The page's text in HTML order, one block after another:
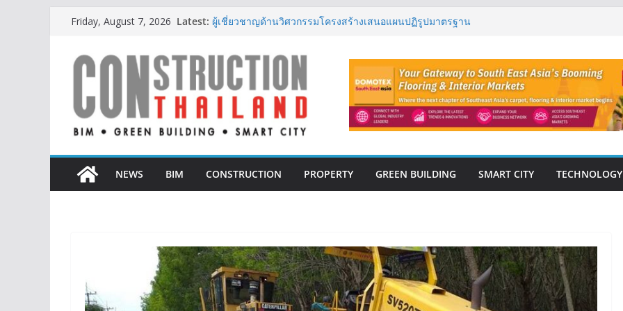
content
Friday, August 7, 2026 Latest: ผู้เชี่ยวชาญด้านวิศวกรรมโครงสร้างเสนอแผนปฏิรูปมาตรฐาน
สะดวกยิ่งขึ้น ภายใต้แนวคิด “More of What You Love”
BCT Expo 2026 ชูแนวคิด “Empowering Net Zero in
Construction & Mining” ขับเคลื่อนอุตสาหกรรมก่อสร้างและ
เหมืองแร่สู่สังคมคาร์บอนต่ำอย่างยั่งยืน
ลลิล พร็อพเพอร์ตี้ ก้าวสู่ปีที่ 40 ยึดลูกค้าเป็นศูนย์กลาง เดินหน้า
สร้างการเติบโตอย่างยั่งยืน
แห่งแรกในกระบี่
NEWS
BIM CONSTRUCTION PROPERTY GREEN BUILDING SMART CITY TECHNOLOGY
CONSTRUCTION
THAILAND : VOL.33
(May-Jun 2026)